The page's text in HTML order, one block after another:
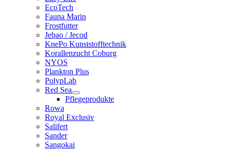
EcoTech
Fauna Marin
Frostfutter
Jebao / Jecod
KnePo Kunststofftechnik
Korallenzucht Coburg
NYOS
Plankton Plus
PolypLab
Red Sea
Pflegeprodukte
Rowa
Royal Exclusiv
Salifert
Sander
Sangokai